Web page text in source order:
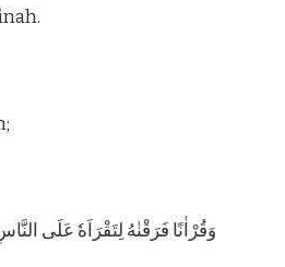
وَقُرْاٰنًا فَرَقْنٰهُ لِتَقْرَاَهٗ عَلَى